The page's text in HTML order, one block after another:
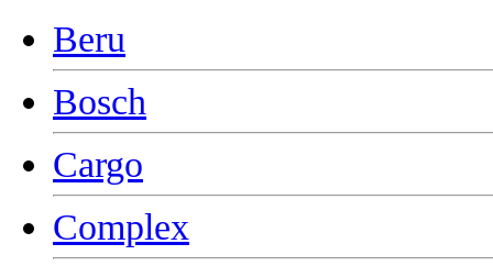
Beru
Bosch
Cargo
Complex